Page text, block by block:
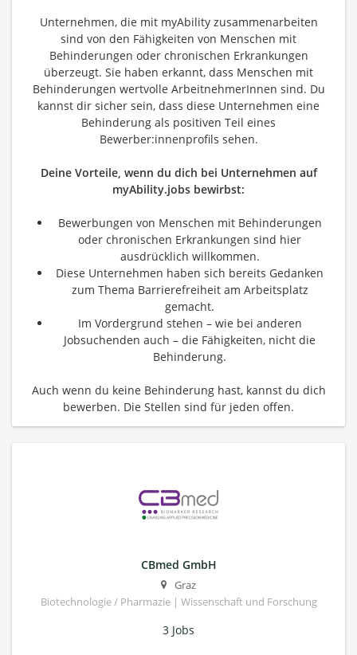
Unternehmen, die mit myAbility zusammenarbeiten
sind von den Fähigkeiten von Menschen mit
Behinderungen oder chronischen Erkrankungen
überzeugt. Sie haben erkannt, dass Menschen mit
Behinderungen wertvolle ArbeitnehmerInnen sind. Du
kannst dir sicher sein, dass diese Unternehmen eine
Behinderung als positiven Teil eines
Bewerber:innenprofils sehen.
Deine Vorteile, wenn du dich bei Unternehmen auf
myAbility.jobs bewirbst:
Bewerbungen von Menschen mit Behinderungen
oder chronischen Erkrankungen sind hier
ausdrücklich willkommen.
Diese Unternehmen haben sich bereits Gedanken
zum Thema Barrierefreiheit am Arbeitsplatz
gemacht.
Im Vordergrund stehen – wie bei anderen
Jobsuchenden auch – die Fähigkeiten, nicht die
Behinderung.
Auch wenn du keine Behinderung hast, kannst du dich
bewerben. Die Stellen sind für jeden offen.
CBmed GmbH
Graz
Biotechnologie / Pharmazie | Wissenschaft und Forschung
3 Jobs